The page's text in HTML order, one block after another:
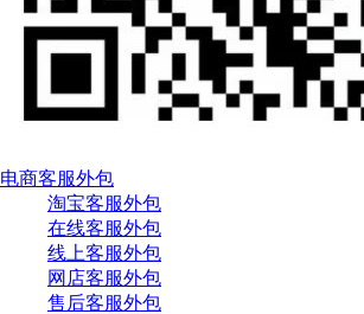
电商客服外包
淘宝客服外包
在线客服外包
线上客服外包
网店客服外包
售后客服外包